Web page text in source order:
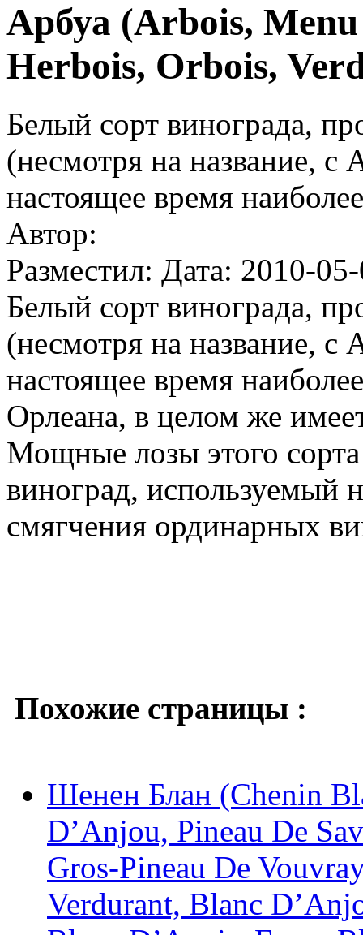
Арбуа (Arbois,
Herbois, Orbois,
Белый сорт винограда,
(несмотря на название,
настоящее время
Автор:
Разместил: Дата: 2010-
Белый сорт винограда,
(несмотря на название,
настоящее время
Орлеана, в целом же
Мощные лозы этого
виноград, используемый
смягчения ординарных
Похожие страницы :
Шенен Блан (Chenin
D’Anjou, Pineau De
Gros-Pineau De
Verdurant, Blanc